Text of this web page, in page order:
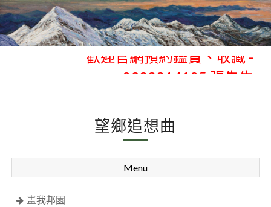
歡迎官網預約鑑賞、收藏 -
0933314105 張先生
望鄉追想曲
Menu
畫我邦園